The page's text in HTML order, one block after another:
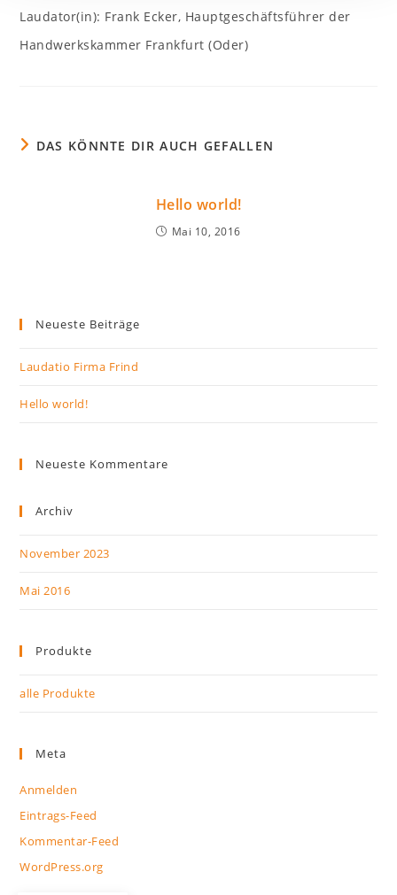
Laudator(in): Frank Ecker, Hauptgeschäftsführer der
Handwerkskammer Frankfurt (Oder)
DAS KÖNNTE DIR AUCH GEFALLEN
Hello world!
Mai 10, 2016
Neueste Beiträge
Laudatio Firma Frind
Hello world!
Neueste Kommentare
Archiv
November 2023
Mai 2016
Produkte
alle Produkte
Meta
Anmelden
Eintrags-Feed
Kommentar-Feed
WordPress.org